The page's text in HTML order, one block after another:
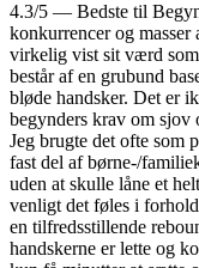
4.3/5 — Bedste til
konkurrencer og
virkelig vist sit værd
består af en grubund
bløde handsker. Det er
begynders krav om sjov
Jeg brugte det ofte som
fast del af børne-/
uden at skulle låne et
venligt det føles i
en tilfredsstillende
handskerne er lette og